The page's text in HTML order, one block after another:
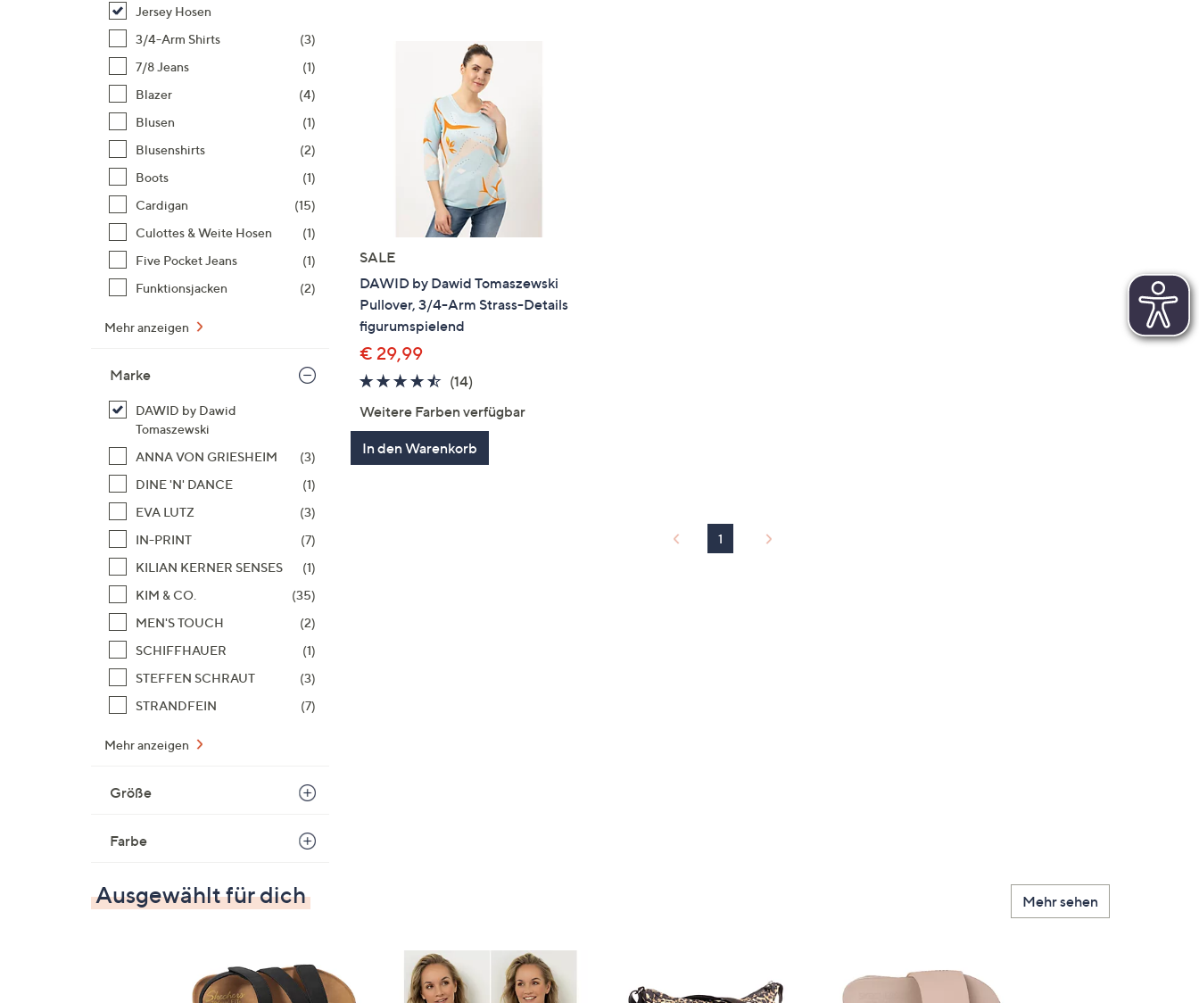
rechts,
anzuzeigen.
Jersey Hosen
3/4-Arm Shirts
(3)
7/8 Jeans
(1)
Blazer
(4)
Blusen
(1)
Blusenshirts
(2)
Boots
(1)
Cardigan
(15)
Culottes & Weite Hosen
(1)
Five Pocket Jeans
(1)
Funktionsjacken
(2)
Mehr anzeigen
Marke
DAWID by Dawid
Tomaszewski
ANNA VON GRIESHEIM
(3)
DINE 'N' DANCE
(1)
EVA LUTZ
(3)
IN-PRINT
(7)
KILIAN KERNER SENSES
(1)
KIM & CO.
(35)
MEN'S TOUCH
(2)
SCHIFFHAUER
(1)
STEFFEN SCHRAUT
(3)
STRANDFEIN
(7)
Mehr anzeigen
Größe
Farbe
SALE
DAWID by Dawid Tomaszewski
Pullover, 3/4-Arm Strass-Details
figurumspielend
€ 29,99
4.4
5
(14)14
Weitere Farben verfügbar
In den Warenkorb
1
Ausgewählt für dich Mehr sehen